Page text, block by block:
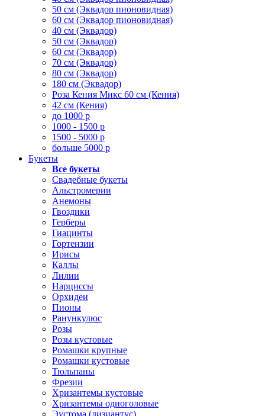
50 см (Эквадор пионовидная)
60 см (Эквадор пионовидная)
40 см (Эквадор)
50 см (Эквадор)
60 см (Эквадор)
70 см (Эквадор)
80 см (Эквадор)
180 см (Эквадор)
Роза Кения Микс 60 см (Кения)
42 см (Кения)
до 1000 р
1000 - 1500 р
1500 - 5000 р
больше 5000 р
Букеты
Все букеты
Свадебные букеты
Альстромерии
Анемоны
Гвоздики
Герберы
Гиацинты
Гортензии
Ирисы
Каллы
Лилии
Нарциссы
Орхидеи
Пионы
Ранункулюс
Розы
Розы кустовые
Ромашки крупные
Ромашки кустовые
Тюльпаны
Фрезии
Хризантемы кустовые
Хризантемы одноголовые